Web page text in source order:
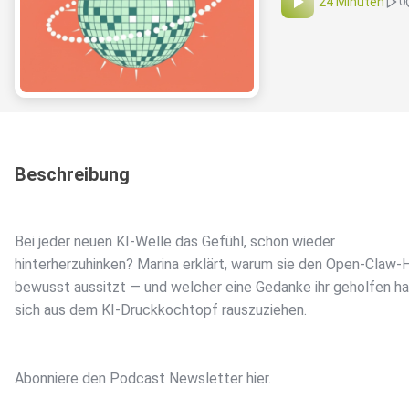
Beschreibung
Bei jeder neuen KI-Welle das Gefühl, schon wieder
hinterherzuhinken? Marina erklärt, warum sie den Open-Claw-
bewusst aussitzt — und welcher eine Gedanke ihr geholfen
sich aus dem KI-Druckkochtopf rauszuziehen.
Abonniere den Podcast Newsletter hier.